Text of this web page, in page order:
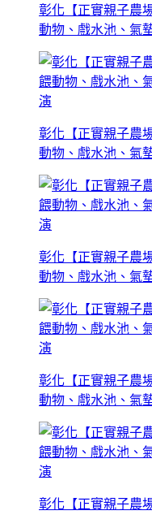
彰化【正實親子農
動物、戲水池、氣
彰化【正實親子農
動物、戲水池、氣
彰化【正實親子農
動物、戲水池、氣
彰化【正實親子農
動物、戲水池、氣
彰化【正實親子農